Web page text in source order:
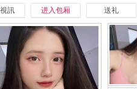
訊 进入包厢 送礼